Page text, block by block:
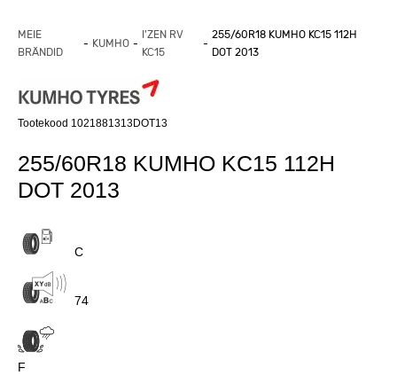
MEIE
BRÄNDID
KUMHO
I'ZEN RV
KC15
255/60R18 KUMHO KC15 112H
DOT 2013
Tootekood 1021881313DOT13
255/60R18 KUMHO KC15 112H
DOT 2013
C
74
F